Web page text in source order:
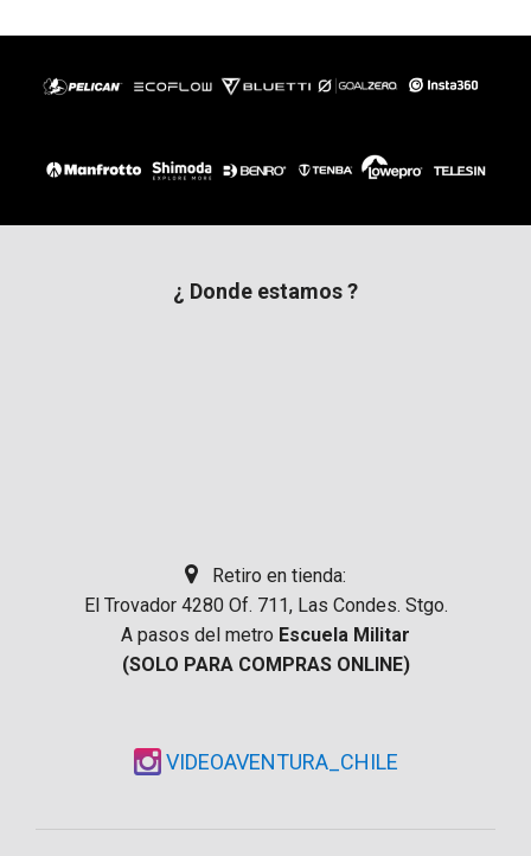
¿ Donde estamos ?
Retiro en tienda:
El Trovador 4280 Of. 711, Las Condes. Stgo.
A pasos del metro Escuela Militar
(SOLO PARA COMPRAS ONLINE)
VIDEOAVENTURA_CHILE